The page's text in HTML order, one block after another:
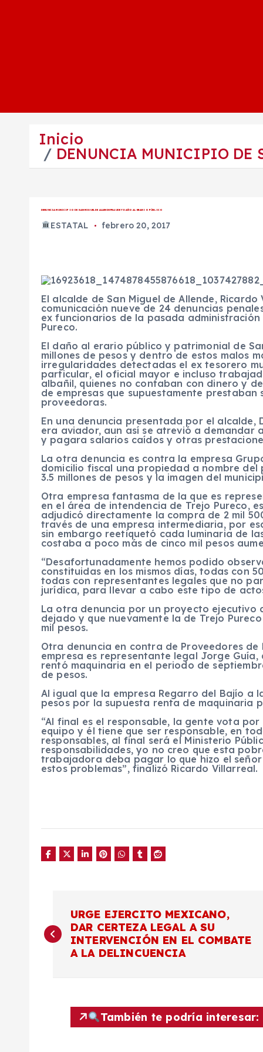
Inicio
DENUNCIA MUNICIPIO DE
DENUNCIA MUNICIPIO DE SAN MIGUEL DE ALLENDE FRAUDE Y DAÑO AL ERARIO PÚBLICO
ESTATAL febrero 20, 2017
El alcalde de San Miguel de Allende,
comunicación nueve de 24 denuncias
ex funcionarios de la pasada
Pureco.
El daño al erario público y patrimonial de
millones de pesos y dentro de estos malos
irregularidades detectadas el ex tesorero
particular, el oficial mayor e incluso
albañil, quienes no contaban con dinero y
de empresas que supuestamente prestaban
proveedoras.
En una denuncia presentada por el alcalde,
era aviador, aun así se atrevió a demandar
y pagara salarios caídos y otras
La otra denuncia es contra la empresa
domicilio fiscal una propiedad a nombre del
3.5 millones de pesos y la imagen del
Otra empresa fantasma de la que es
en el área de intendencia de Trejo Pureco,
adjudicó directamente la compra de 2 mil
través de una empresa intermediaria, por
sin embargo reetiquetó cada luminaria de
costaba a poco más de cinco mil pesos
“Desafortunadamente hemos podido
constituidas en los mismos días, todas con
todas con representantes legales que no
jurídica, para llevar a cabo este tipo de
La otra denuncia por un proyecto ejecutivo
dejado y que nuevamente la de Trejo
mil pesos.
Otra denuncia en contra de Proveedores de
empresa es representante legal Jorge
rentó maquinaria en el periodo de
de pesos.
Al igual que la empresa Regarro del Bajío a
pesos por la supuesta renta de maquinaria
“Al final es el responsable, la gente vota
equipo y él tiene que ser responsable, en
responsables, al final será el Ministerio
responsabilidades, yo no creo que esta
trabajadora deba pagar lo que hizo el
estos problemas”, finalizó Ricardo Villarreal.
a
URGE EJERCITO MEXICANO,
DAR CERTEZA LEGAL A SU
INTERVENCIÓN EN EL COMBATE
A LA DELINCUENCIA
También te podría interesar: